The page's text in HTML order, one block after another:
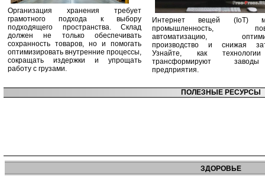
Организация хранения требует
грамотного подхода к выбору
подходящего пространства. Склад
должен не только обеспечивать
сохранность товаров, но и помогать
оптимизировать внутренние процессы,
сокращать издержки и упрощать
работу с грузами.
Интернет вещей (IoT)
промышленность,
автоматизацию,
производство и снижая
Узнайте, как
трансформируют
предприятия.
ПОЛЕЗНЫЕ РЕСУРСЫ
ЗДОРОВЬЕ